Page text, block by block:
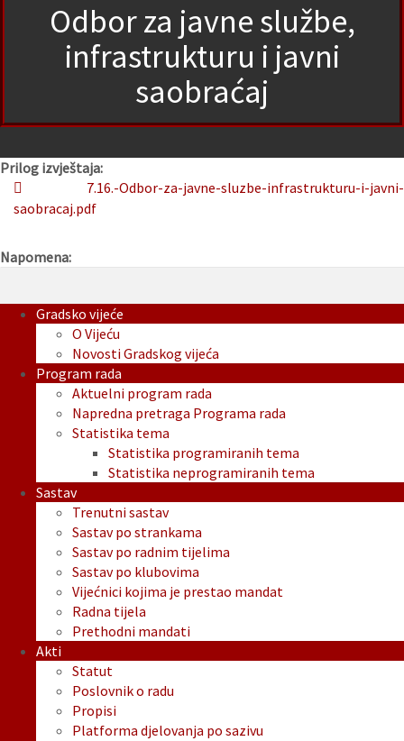
Odbor za javne službe,
infrastrukturu i javni
saobraćaj
Prilog izvještaja:
7.16.-Odbor-za-javne-sluzbe-infrastrukturu-i-javni-
saobracaj.pdf
Napomena:
Gradsko vijeće
O Vijeću
Novosti Gradskog vijeća
Program rada
Aktuelni program rada
Napredna pretraga Programa rada
Statistika tema
Statistika programiranih tema
Statistika neprogramiranih tema
Sastav
Trenutni sastav
Sastav po strankama
Sastav po radnim tijelima
Sastav po klubovima
Vijećnici kojima je prestao mandat
Radna tijela
Prethodni mandati
Akti
Statut
Poslovnik o radu
Propisi
Platforma djelovanja po sazivu